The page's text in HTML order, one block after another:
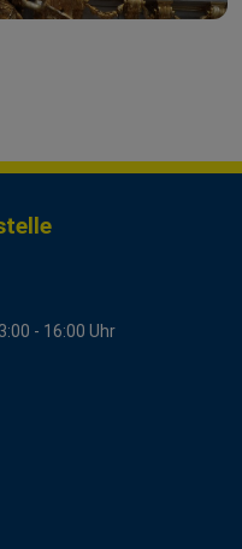
- 16:00 Uhr